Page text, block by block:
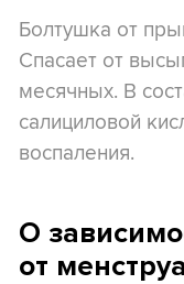
Болтушка от
Спасает от
месячных. В
салициловой
воспаления.
О
от